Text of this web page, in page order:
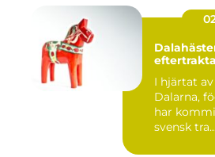
I hjärtat
Dalarna,
har
svensk